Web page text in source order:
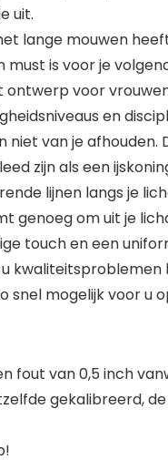
uit.
lange mouwen
must is voor je
ontwerp voor
en
niet van je
zijn als een
lijnen langs je
genoeg om uit je
touch en een
snel mogelijk voor u
fout van 0,5 inch
gekalibreerd,